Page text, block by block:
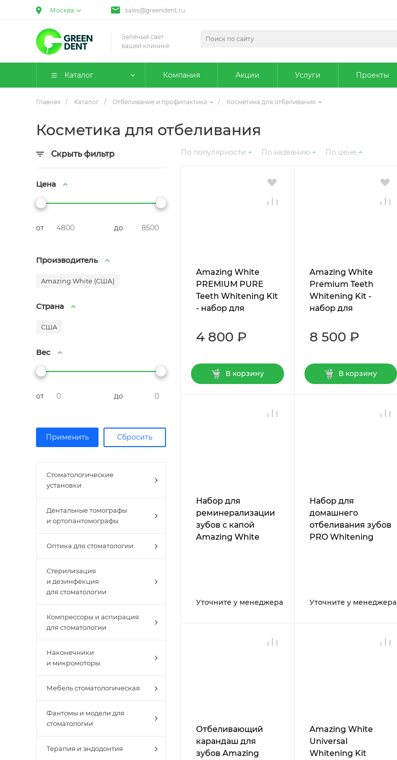
Москва sales@greendent.ru
Зелёный свет
вашей клинике
Каталог Компания Акции Услуги Проекты
Главная / Каталог / Отбеливание и профилактика / Косметика для отбеливания
Косметика для отбеливания
Скрыть фильтр
Цена
от до
Производитель
Amazing White (США)
Страна
США
Вес
от до
Стоматологические
установки
Дентальные томографы
и ортопантомографы
Оптика для стоматологии
Стерилизация
и дезинфекция
для стоматологии
Компрессоры и аспирация
для стоматологии
Наконечники
и микромоторы
Мебель стоматологическая
Фантомы и модели для
стоматологии
Терапия и эндодонтия
По популярности По названию По цене
Amazing White
PREMIUM PURE
Teeth Whitening Kit
- набор для
отбеливания
4 800 ₽
В корзину
Amazing White
Premium Teeth
Whitening Kit -
набор для
отбеливания
8 500 ₽
В корзину
Набор для
реминерализации
зубов с капой
Amazing White
Уточните у менеджера
Набор для
домашнего
отбеливания зубов
PRO Whitening
Уточните у менеджера
Отбеливающий
карандаш для
зубов Amazing
Amazing White
Universal
Whitening Kit